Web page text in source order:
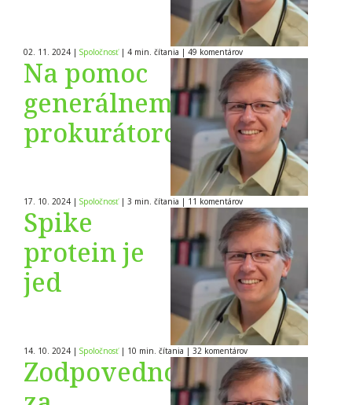
02. 11. 2024 | Spoločnosť | 4 min. čítania | 49 komentárov
Na pomoc
generálnemu
prokurátorovi
17. 10. 2024 | Spoločnosť | 3 min. čítania | 11 komentárov
Spike
protein je
jed
14. 10. 2024 | Spoločnosť | 10 min. čítania | 32 komentárov
Zodpovednosť